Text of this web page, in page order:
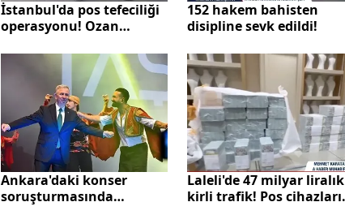
İstanbul'da pos tefeciliği
operasyonu! Ozan
kayyum atandı
152 hakem bahisten
disipline sevk edildi!
Ankara'daki konser
soruşturmasında
Laleli'de 47 milyar liralık
kirli trafik! Pos cihazları